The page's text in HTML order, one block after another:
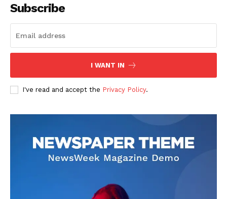
Subscribe
I WANT IN
I've read and accept the Privacy Policy.